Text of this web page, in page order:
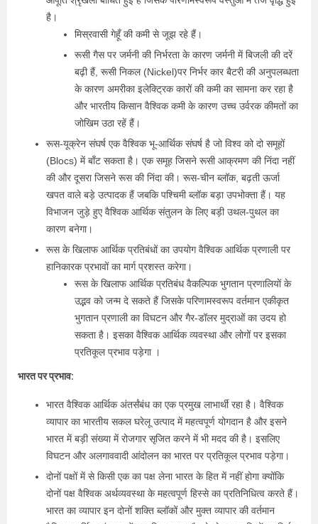
है।
मिस्रवासी गेहूँ की कमी से जूझ रहे हैं।
रूसी गैस पर जर्मनी की निर्भरता के कारण जर्मनी में बिजली की दरें
बढ़ी हैं, रूसी निकल (Nickel)पर निर्भर कार बैटरी की अनुपलब्धता
के कारण अमरीका इलेक्ट्रिक कारों की कमी का सामना कर रहा है
और भारतीय किसान वैश्विक कमी के कारण उच्च उर्वरक कीमतों का
जोखिम उठा रहें हैं।
रूस-यूक्रेन संघर्ष एक वैश्विक भू-आर्थिक संघर्ष है जो विश्व को दो समूहों
(Blocs) में बाँट सकता है। एक समूह जिसने रूसी आक्रमण की निंदा नहीं
की और दूसरा जिसने रूस की निंदा की। रूस-चीन ब्लॉक, बढ़ती ऊर्जा
खपत वाले बड़े उत्पादक हैं जबकि पश्चिमी ब्लॉक बड़ा उपभोक्ता हैं। यह
विभाजन जुड़े हुए वैश्विक आर्थिक संतुलन के लिए बड़ी उथल-पुथल का
कारण बनेगा।
रूस के खिलाफ आर्थिक प्रतिबंधों का उपयोग वैश्विक आर्थिक प्रणाली पर
हानिकारक प्रभावों का मार्ग प्रशस्त करेगा।
रूस के खिलाफ आर्थिक प्रतिबंध वैकल्पिक भुगतान प्रणालियों के
उद्भव को जन्म दे सकते हैं जिसके परिणामस्वरूप वर्तमान एकीकृत
भुगतान प्रणाली का विघटन और गैर-डॉलर मुद्राओं का उदय हो
सकता है। इसका वैश्विक आर्थिक व्यवस्था और लोगों पर इसका
प्रतिकूल प्रभाव पड़ेगा ।
भारत पर प्रभाव:
भारत वैश्विक आर्थिक अंतर्संबंध का एक प्रमुख लाभार्थी रहा है। वैश्विक
व्यापार का भारतीय सकल घरेलू उत्पाद में महत्वपूर्ण योगदान है और इसने
भारत में बड़ी संख्या में रोजगार सृजित करने में भी मदद की है। इसलिए
विघटन और अलगाववादी आंदोलन का भारत पर प्रतिकूल प्रभाव पड़ेगा।
दोनों पक्षों में से किसी एक का पक्ष लेना भारत के हित में नहीं होगा क्योंकि
दोनों पक्ष वैश्विक अर्थव्यवस्था के महत्वपूर्ण हिस्से का प्रतिनिधित्व करते हैं।
भारत का व्यापार इन दोनों शक्ति ब्लॉकों और मुक्त व्यापार की वर्तमान